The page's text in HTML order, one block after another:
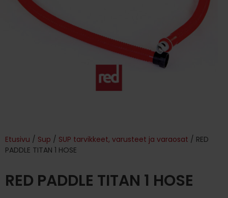
Etusivu / Sup / SUP tarvikkeet, varusteet ja varaosat / RED
PADDLE TITAN 1 HOSE
RED PADDLE TITAN 1 HOSE